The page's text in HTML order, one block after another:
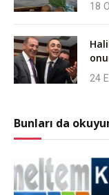
18
24
Bunları da